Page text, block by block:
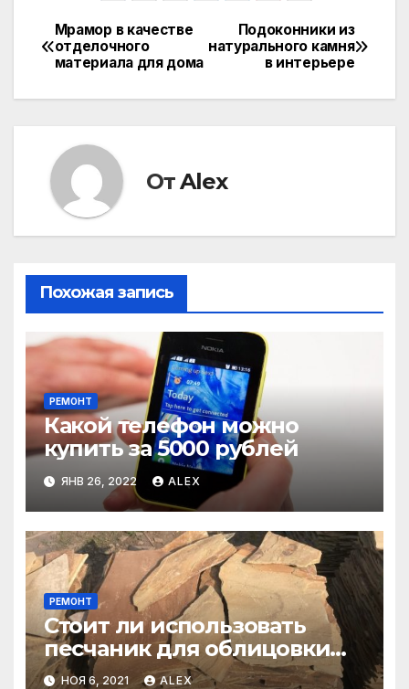
Навигация
по
Подоконники из
натурального камня
в интерьере
Мрамор в качестве
отделочного
материала для дома
ОтAlex
Похожая запись
РЕМОНТ
Какой телефон можно
купить за 5000 рублей
ЯНВ 26, 2022 ALEX
РЕМОНТ
Стоит ли использовать
песчаник для облицовки
фасада?
НОЯ 6, 2021 ALEX